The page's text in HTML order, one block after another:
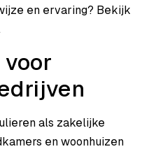
en ervaring? Bekijk
als zakelijke
en woonhuizen